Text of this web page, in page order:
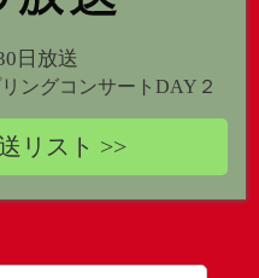
日放送
ングコンサートDAY２
リスト >>